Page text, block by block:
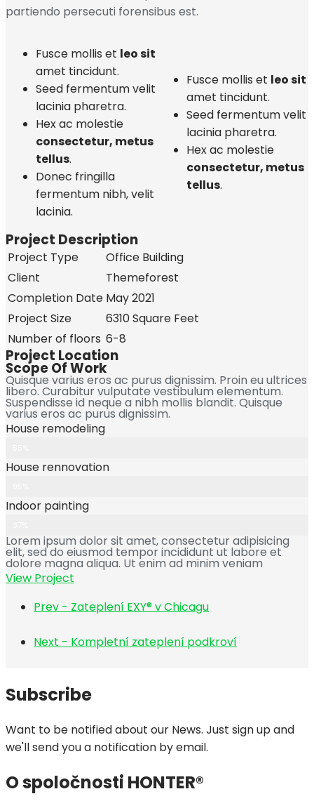
partiendo persecuti forensibus est.
Fusce mollis et leo sit
amet tincidunt.
Seed fermentum velit
lacinia pharetra.
Hex ac molestie
consectetur, metus
tellus.
Donec fringilla
fermentum nibh, velit
lacinia.
Fusce mollis et leo sit
amet tincidunt.
Seed fermentum velit
lacinia pharetra.
Hex ac molestie
consectetur, metus
tellus.
Project Description
Project Type
Office Building
Client
Themeforest
Completion Date May 2021
Project Size
6310 Square Feet
Number of floors 6-8
Project Location
Scope Of Work
Quisque varius eros ac purus dignissim. Proin eu ultrices
libero. Curabitur vulputate vestibulum elementum.
Suspendisse id neque a nibh mollis blandit. Quisque
varius eros ac purus dignissim.
House remodeling
House rennovation
Indoor painting
Lorem ipsum dolor sit amet, consectetur adipisicing
elit, sed do eiusmod tempor incididunt ut labore et
dolore magna aliqua. Ut enim ad minim veniam
View Project
Prev - Zateplení EXY® v Chicagu
Next - Kompletní zateplení podkroví
Subscribe
Want to be notified about our News. Just sign up and
we'll send you a notification by email.
O spoločnosti HONTER®